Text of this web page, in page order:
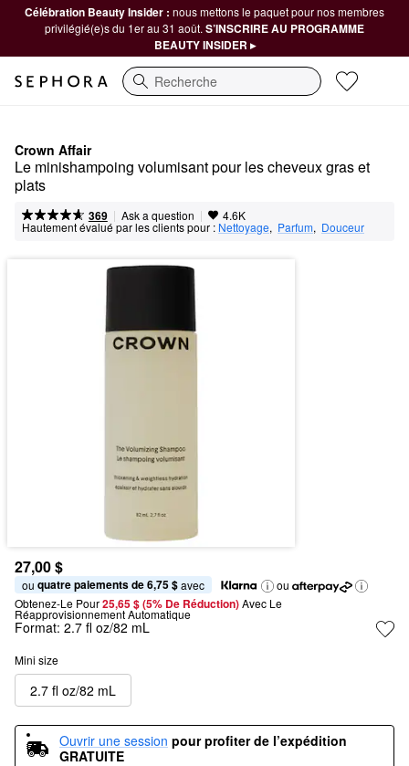
Célébration Beauty Insider : nous mettons le paquet pour nos membres
privilégié(e)s du 1er au 31 août. S’INSCRIRE AU PROGRAMME
BEAUTY INSIDER ▸
Recherche
Crown Affair
Le minishampoing volumisant pour les cheveux gras et
plats
369 | Ask a question | 4.6K
Hautement évalué par les clients pour : Nettoyage, Parfum, Douceur
27,00 $
ou quatre paiements de 6,75 $ avec
ou
Obtenez-Le Pour25,65 $ (5% De Réduction) Avec Le
Réapprovisionnement Automatique
Format: 2.7 fl oz/82 mL
Mini size
2.7 fl oz/82 mL
Ouvrir une session pour profiter de l’expédition
GRATUITE